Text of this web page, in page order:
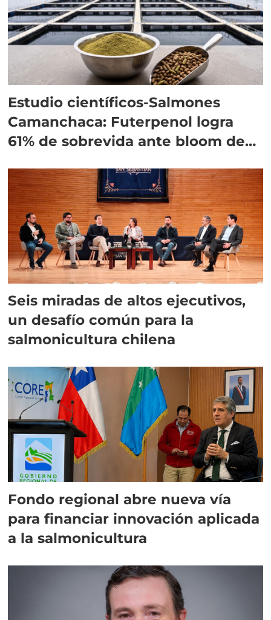
Estudio científicos-Salmones
Camanchaca: Futerpenol logra
61% de sobrevida ante bloom de
Seis miradas de altos ejecutivos,
un desafío común para la
salmonicultura chilena
Fondo regional abre nueva vía
para financiar innovación aplicada
a la salmonicultura